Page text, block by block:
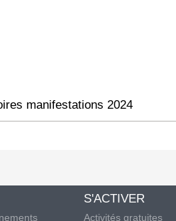
manifestations 2024
S'ACTIVER
Activités gratuites